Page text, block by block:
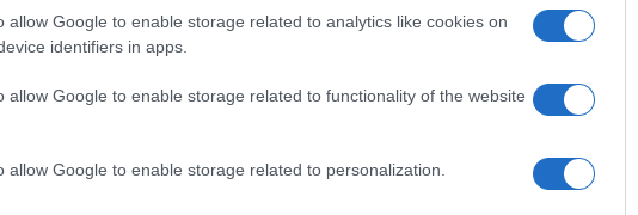
allow Google to enable storage related to analytics like cookies on
identifiers in apps.
allow Google to enable storage related to functionality of the website
allow Google to enable storage related to personalization.
e di cui siamo figli c’è spesso la risposta
appartenenza che deve saper diventare
tua terra. Se la rifiuterai, è giusto che tu prosegua
un’unica grande madre, un unico grande luogo